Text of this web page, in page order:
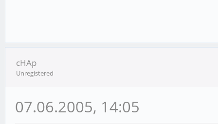
cHAp
Unregistered
07.06.2005, 14:05